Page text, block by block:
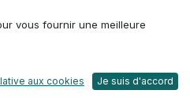
lamelles et copeaux minces
vous fournir une meilleure
aux cookies Je suis d'accord